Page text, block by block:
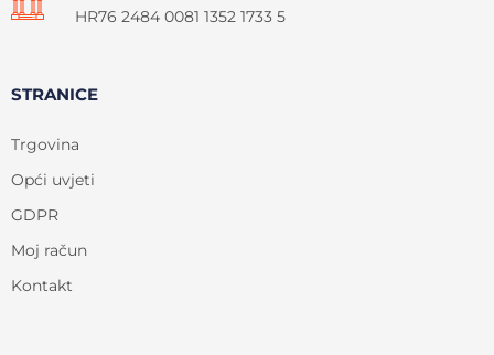
HR76 2484 0081 1352 1733 5
STRANICE
Trgovina
Opći uvjeti
GDPR
Moj račun
Kontakt